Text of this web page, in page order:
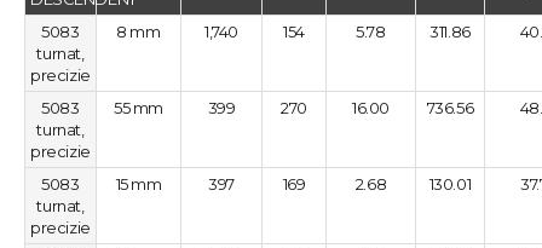
5083
turnat,
precizie
8 mm 1,740 154 5.78 311.86
5083
turnat,
precizie
55 mm 399 270 16.00 736.56
5083
turnat,
precizie
15 mm 397 169 2.68 130.01